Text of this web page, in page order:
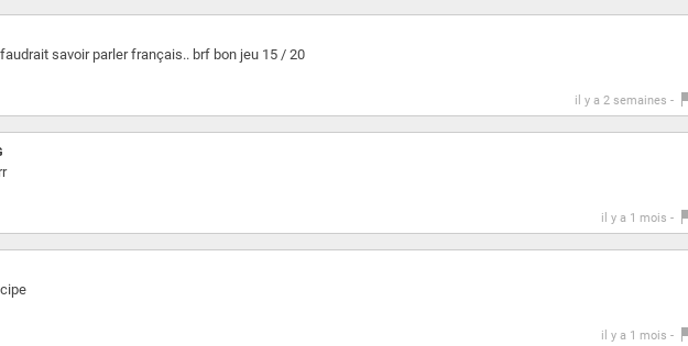
savoir parler français.. brf bon jeu 15 / 20
il y a 2 semaines -
il y a 1 mois -
il y a 1 mois -